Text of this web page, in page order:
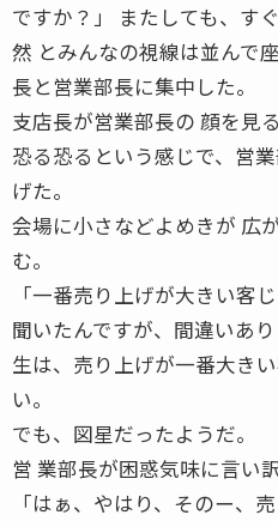
ですか？」 またしても、す
然 とみんなの視線は並んで
長と営業部長に集中した。
支店長が営業部長の 顔を見る
恐る恐るという感じで、営
げた。
会場に小さなどよめきが 広
む。
「一番売り上げが大きい客
聞いたんですが、間違いあ
生は、売り上げが一番大き
い。
でも、図星だったようだ。
営 業部長が困惑気味に言い
「はぁ、やはり、そのー、